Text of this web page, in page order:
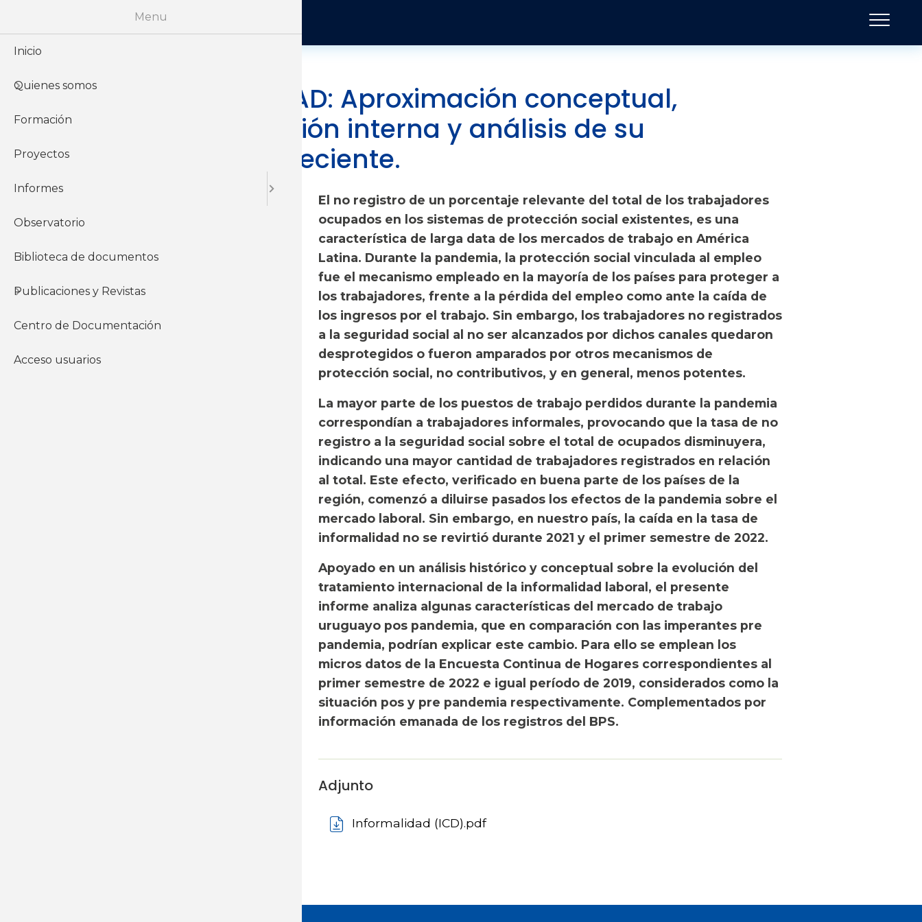
INFORMALIDAD: Aproximación conceptual,
caracterización interna y análisis de su
trayectoria reciente.
documentos del
El no registro de un porcentaje relevante del total de los trabajadores
ocupados en los sistemas de protección social existentes, es una
característica de larga data de los mercados de trabajo en América
Latina. Durante la pandemia, la protección social vinculada al empleo
fue el mecanismo empleado en la mayoría de los países para proteger a
los trabajadores, frente a la pérdida del empleo como ante la caída de
los ingresos por el trabajo. Sin embargo, los trabajadores no registrados
a la seguridad social al no ser alcanzados por dichos canales quedaron
desprotegidos o fueron amparados por otros mecanismos de
protección social, no contributivos, y en general, menos potentes.
La mayor parte de los puestos de trabajo perdidos durante la pandemia
correspondían a trabajadores informales, provocando que la tasa de no
registro a la seguridad social sobre el total de ocupados disminuyera,
indicando una mayor cantidad de trabajadores registrados en relación
al total. Este efecto, verificado en buena parte de los países de la
región, comenzó a diluirse pasados los efectos de la pandemia sobre el
mercado laboral. Sin embargo, en nuestro país, la caída en la tasa de
informalidad no se revirtió durante 2021 y el primer semestre de 2022.
Apoyado en un análisis histórico y conceptual sobre la evolución del
tratamiento internacional de la informalidad laboral, el presente
informe analiza algunas características del mercado de trabajo
uruguayo pos pandemia, que en comparación con las imperantes pre
pandemia, podrían explicar este cambio. Para ello se emplean los
micros datos de la Encuesta Continua de Hogares correspondientes al
primer semestre de 2022 e igual período de 2019, considerados como la
situación pos y pre pandemia respectivamente. Complementados por
información emanada de los registros del BPS.
Adjunto
Informalidad (ICD).pdf
Menu
Inicio
Quienes somos
Formación
Proyectos
Informes
Observatorio
Biblioteca de documentos
Publicaciones y Revistas
Centro de Documentación
Acceso usuarios
Sobre el instituto
Sobre el movimiento sindical
Negociación colectiva
Sociales
Tendencias Laborales
Publicaciones